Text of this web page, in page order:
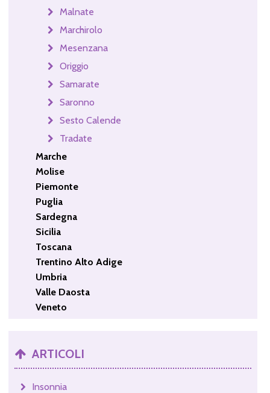
Malnate
Marchirolo
Mesenzana
Origgio
Samarate
Saronno
Sesto Calende
Tradate
Marche
Molise
Piemonte
Puglia
Sardegna
Sicilia
Toscana
Trentino Alto Adige
Umbria
Valle Daosta
Veneto
ARTICOLI
Insonnia